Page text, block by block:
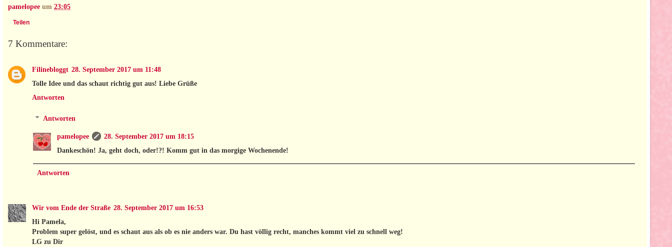
pamelopee um 23:05
Teilen
7 Kommentare:
Filinebloggt 28. September 2017 um 11:48
Tolle Idee und das schaut richtig gut aus! Liebe Grüße
Antworten
Antworten
pamelopee
28. September 2017 um 18:15
Dankeschön! Ja, geht doch, oder!?! Komm gut in das morgige Wochenende!
Antworten
Wir vom Ende der Straße 28. September 2017 um 16:53
Hi Pamela,
Problem super gelöst, und es schaut aus als ob es nie anders war. Du hast völlig recht, manches kommt viel zu schnell weg!
LG zu Dir